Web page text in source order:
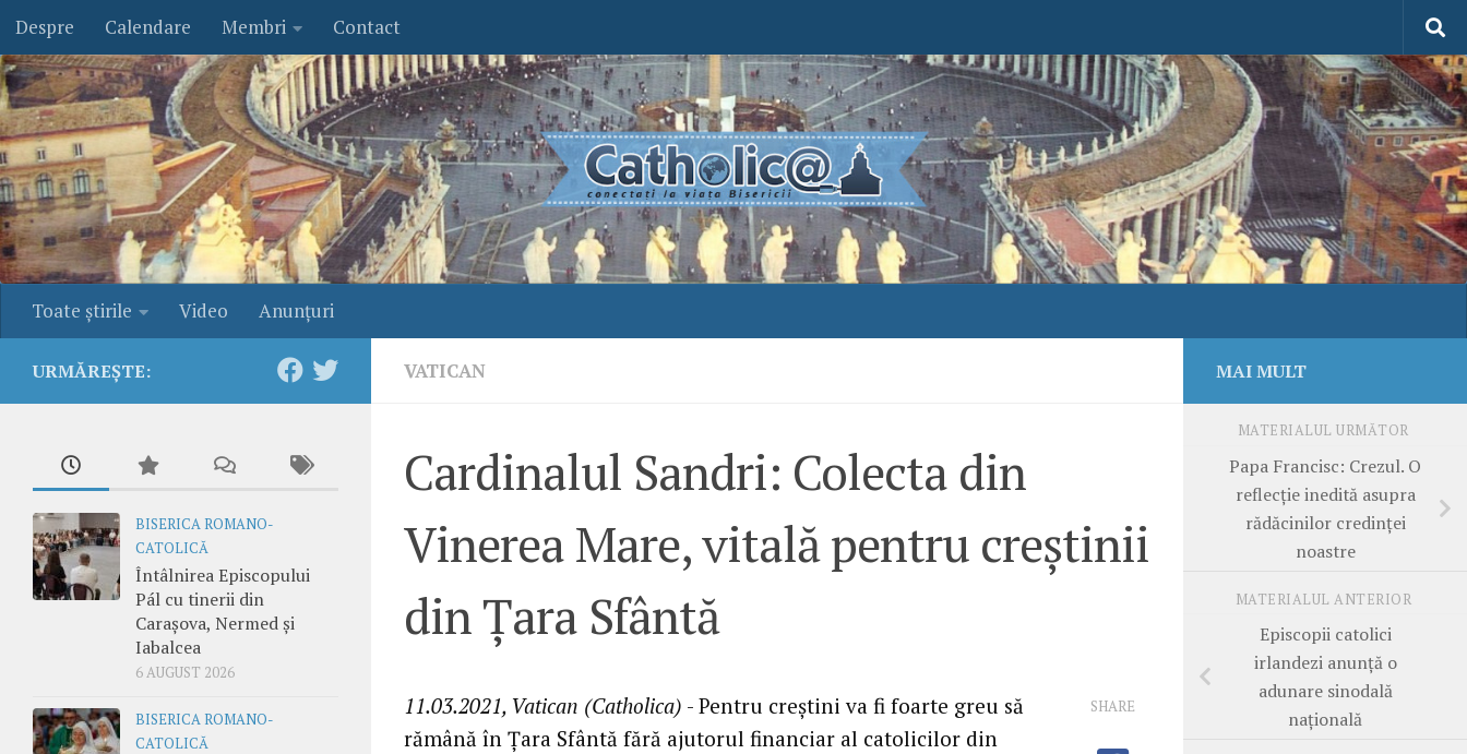
Skip to content
Despre Calendare Membri Contact
Toate ştirile Video Anunţuri
VATICAN
Cardinalul Sandri: Colecta din
Vinerea Mare, vitală pentru creștinii
din Țara Sfântă
11.03.2021, Vatican (Catholica) - Pentru creștini va fi foarte greu să
rămână în Țara Sfântă fără ajutorul financiar al catolicilor din
SHARE
URMĂREȘTE:
BISERICA ROMANO-
CATOLICĂ
Întâlnirea Episcopului
Pál cu tinerii din
Carașova, Nermed și
Iabalcea
6 AUGUST 2026
BISERICA ROMANO-
CATOLICĂ
MAI MULT
MATERIALUL URMĂTOR
Papa Francisc: Crezul. O
reflecție inedită asupra
rădăcinilor credinței
noastre
MATERIALUL ANTERIOR
Episcopii catolici
irlandezi anunță o
adunare sinodală
națională